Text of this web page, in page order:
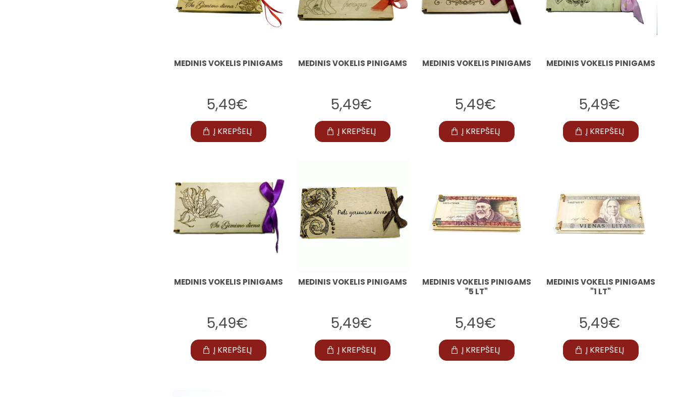
MEDINIS VOKELIS PINIGAMS
5,49€
Į KREPŠELĮ
MEDINIS VOKELIS PINIGAMS
5,49€
Į KREPŠELĮ
MEDINIS VOKELIS PINIGAMS
5,49€
Į KREPŠELĮ
MEDINIS VOKELIS PINIGAMS
5,49€
Į KREPŠELĮ
MEDINIS VOKELIS PINIGAMS
5,49€
Į KREPŠELĮ
MEDINIS VOKELIS PINIGAMS
5,49€
Į KREPŠELĮ
MEDINIS VOKELIS PINIGAMS
"5 LT"
5,49€
Į KREPŠELĮ
MEDINIS VOKELIS PINIGAMS
"1 LT"
5,49€
Į KREPŠELĮ